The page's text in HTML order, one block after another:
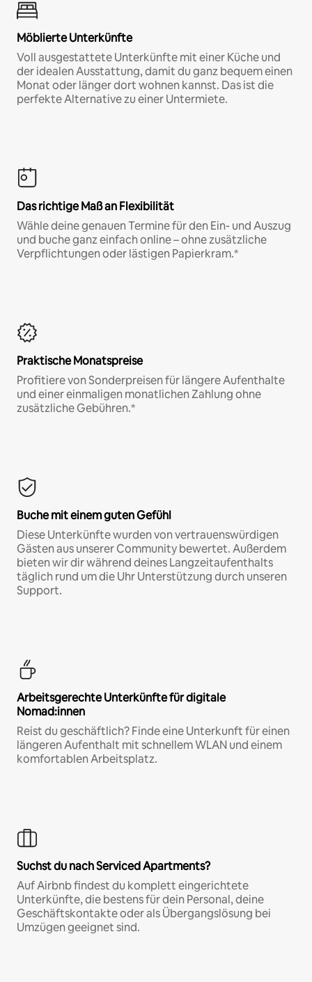
Möblierte Unterkünfte
Voll ausgestattete Unterkünfte mit einer Küche und
der idealen Ausstattung, damit du ganz bequem einen
Monat oder länger dort wohnen kannst. Das ist die
perfekte Alternative zu einer Untermiete.
Das richtige Maß an Flexibilität
Wähle deine genauen Termine für den Ein- und Auszug
und buche ganz einfach online – ohne zusätzliche
Verpflichtungen oder lästigen Papierkram.*
Praktische Monatspreise
Profitiere von Sonderpreisen für längere Aufenthalte
und einer einmaligen monatlichen Zahlung ohne
zusätzliche Gebühren.*
Buche mit einem guten Gefühl
Diese Unterkünfte wurden von vertrauenswürdigen
Gästen aus unserer Community bewertet. Außerdem
bieten wir dir während deines Langzeitaufenthalts
täglich rund um die Uhr Unterstützung durch unseren
Support.
Arbeitsgerechte Unterkünfte für digitale
Nomad:innen
Reist du geschäftlich? Finde eine Unterkunft für einen
längeren Aufenthalt mit schnellem WLAN und einem
komfortablen Arbeitsplatz.
Suchst du nach Serviced Apartments?
Auf Airbnb findest du komplett eingerichtete
Unterkünfte, die bestens für dein Personal, deine
Geschäftskontakte oder als Übergangslösung bei
Umzügen geeignet sind.